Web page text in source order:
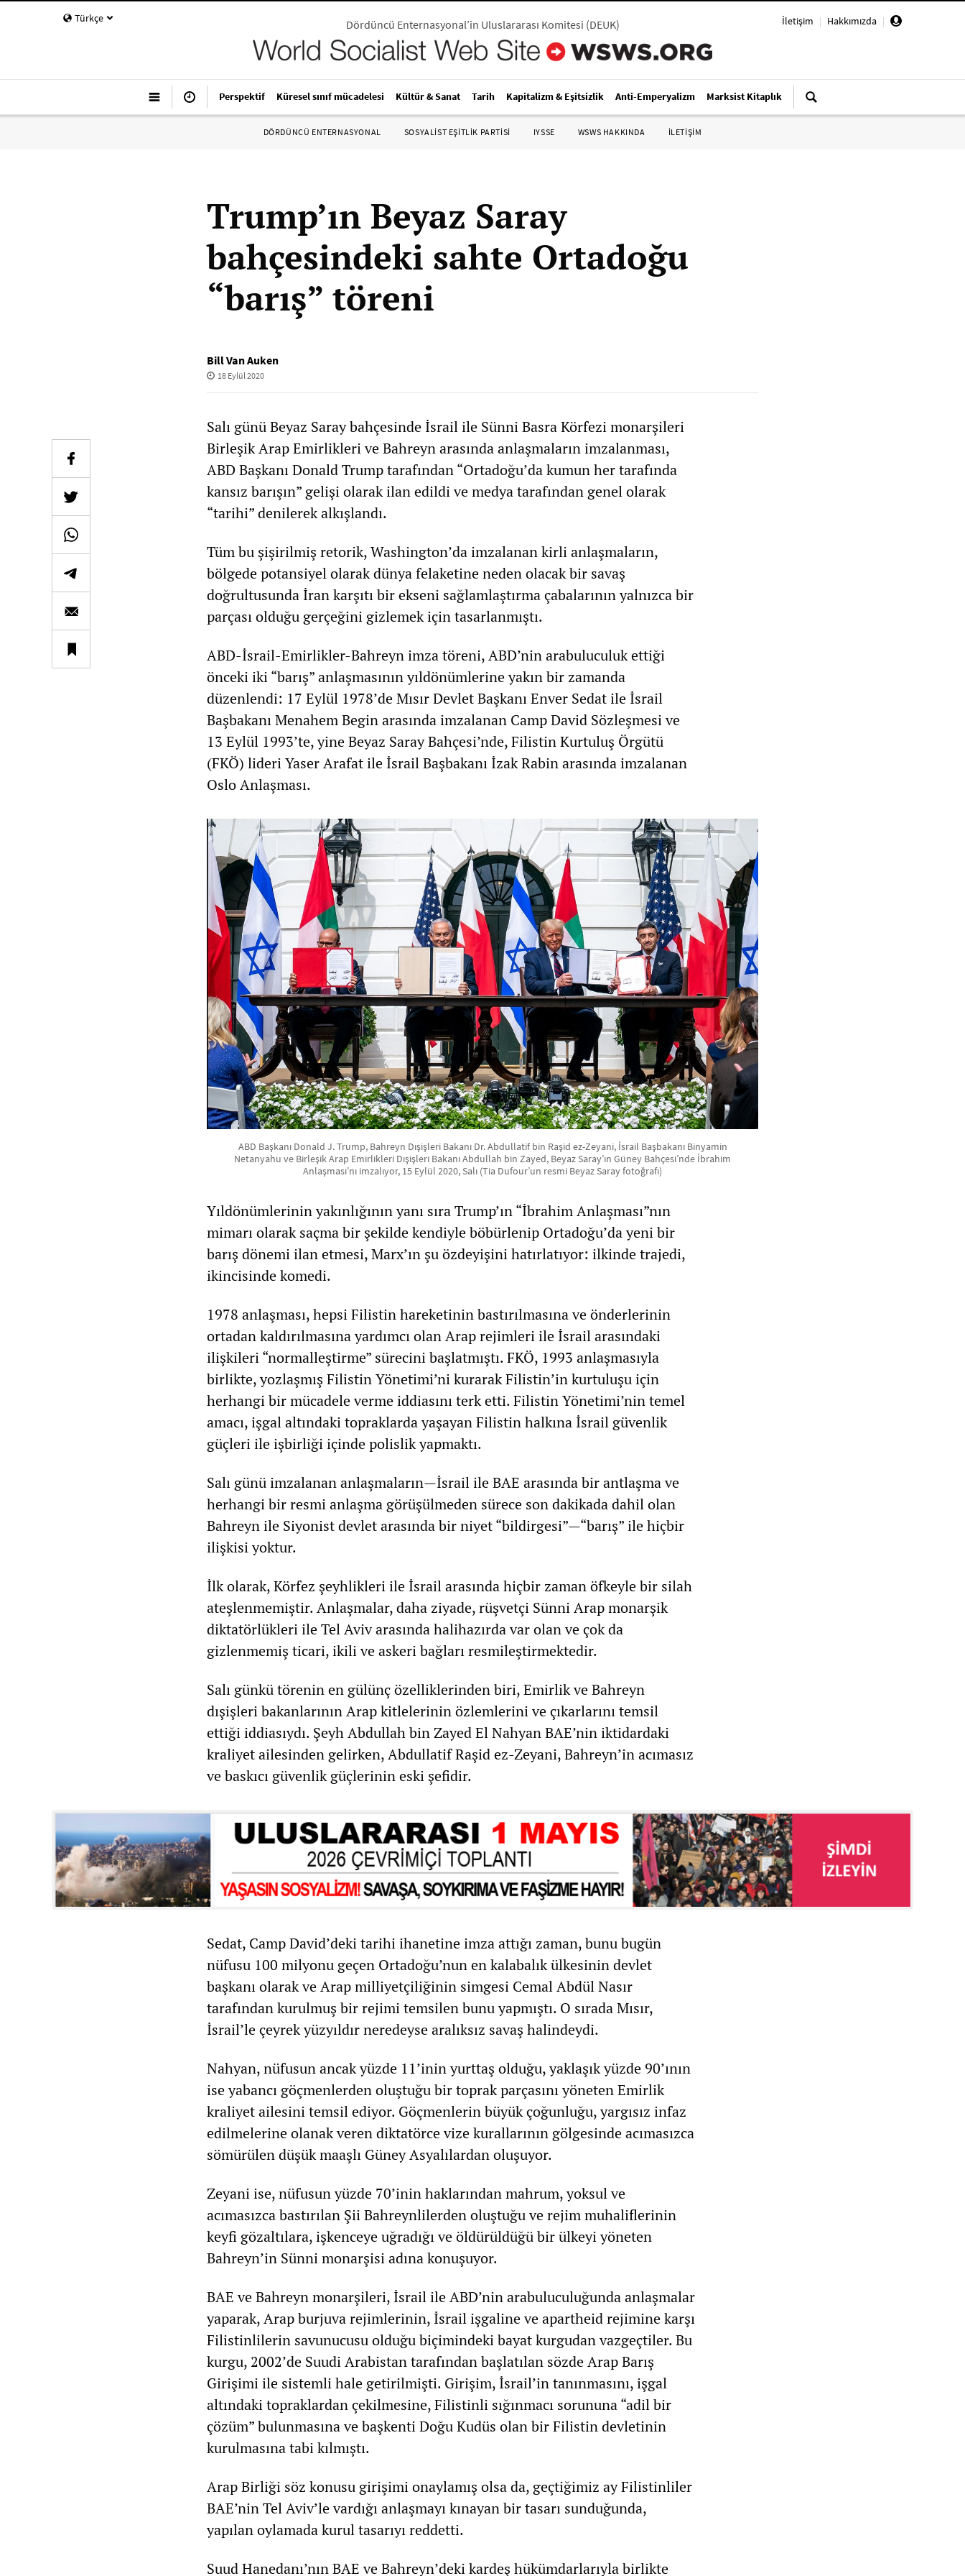
Türkçe İletişim | Hakkımızda |
Dördüncü Enternasyonal’in Uluslararası Komitesi (DEUK)
Perspektif Küresel sınıf mücadelesi Kültür & Sanat Tarih Kapitalizm & Eşitsizlik Anti-Emperyalizm Marksist Kitaplık
DÖRDÜNCÜ ENTERNASYONAL SOSYALIST EŞITLIK PARTISI IYSSE WSWS HAKKINDA İLETİŞİM
Trump’ın Beyaz Saray
bahçesindeki sahte Ortadoğu
“barış” töreni
Bill Van Auken
18 Eylül 2020
Salı günü Beyaz Saray bahçesinde İsrail ile Sünni Basra Körfezi monarşileri
Birleşik Arap Emirlikleri ve Bahreyn arasında anlaşmaların imzalanması,
ABD Başkanı Donald Trump tarafından “Ortadoğu’da kumun her tarafında
kansız barışın” gelişi olarak ilan edildi ve medya tarafından genel olarak
“tarihi” denilerek alkışlandı.
Tüm bu şişirilmiş retorik, Washington’da imzalanan kirli anlaşmaların,
bölgede potansiyel olarak dünya felaketine neden olacak bir savaş
doğrultusunda İran karşıtı bir ekseni sağlamlaştırma çabalarının yalnızca bir
parçası olduğu gerçeğini gizlemek için tasarlanmıştı.
ABD-İsrail-Emirlikler-Bahreyn imza töreni, ABD’nin arabuluculuk ettiği
önceki iki “barış” anlaşmasının yıldönümlerine yakın bir zamanda
düzenlendi: 17 Eylül 1978’de Mısır Devlet Başkanı Enver Sedat ile İsrail
Başbakanı Menahem Begin arasında imzalanan Camp David Sözleşmesi ve
13 Eylül 1993’te, yine Beyaz Saray Bahçesi’nde, Filistin Kurtuluş Örgütü
(FKÖ) lideri Yaser Arafat ile İsrail Başbakanı İzak Rabin arasında imzalanan
Oslo Anlaşması.
ABD Başkanı Donald J. Trump, Bahreyn Dışişleri Bakanı Dr. Abdullatif bin Raşid ez-Zeyani, İsrail Başbakanı Binyamin
Netanyahu ve Birleşik Arap Emirlikleri Dışişleri Bakanı Abdullah bin Zayed, Beyaz Saray’ın Güney Bahçesi’nde İbrahim
Anlaşması’nı imzalıyor, 15 Eylül 2020, Salı (Tia Dufour’un resmi Beyaz Saray fotoğrafı)
Yıldönümlerinin yakınlığının yanı sıra Trump’ın “İbrahim Anlaşması”nın
mimarı olarak saçma bir şekilde kendiyle böbürlenip Ortadoğu’da yeni bir
barış dönemi ilan etmesi, Marx’ın şu özdeyişini hatırlatıyor: ilkinde trajedi,
ikincisinde komedi.
1978 anlaşması, hepsi Filistin hareketinin bastırılmasına ve önderlerinin
ortadan kaldırılmasına yardımcı olan Arap rejimleri ile İsrail arasındaki
ilişkileri “normalleştirme” sürecini başlatmıştı. FKÖ, 1993 anlaşmasıyla
birlikte, yozlaşmış Filistin Yönetimi’ni kurarak Filistin’in kurtuluşu için
herhangi bir mücadele verme iddiasını terk etti. Filistin Yönetimi’nin temel
amacı, işgal altındaki topraklarda yaşayan Filistin halkına İsrail güvenlik
güçleri ile işbirliği içinde polislik yapmaktı.
Salı günü imzalanan anlaşmaların—İsrail ile BAE arasında bir antlaşma ve
herhangi bir resmi anlaşma görüşülmeden sürece son dakikada dahil olan
Bahreyn ile Siyonist devlet arasında bir niyet “bildirgesi”—“barış” ile hiçbir
ilişkisi yoktur.
İlk olarak, Körfez şeyhlikleri ile İsrail arasında hiçbir zaman öfkeyle bir silah
ateşlenmemiştir. Anlaşmalar, daha ziyade, rüşvetçi Sünni Arap monarşik
diktatörlükleri ile Tel Aviv arasında halihazırda var olan ve çok da
gizlenmemiş ticari, ikili ve askeri bağları resmileştirmektedir.
Salı günkü törenin en gülünç özelliklerinden biri, Emirlik ve Bahreyn
dışişleri bakanlarının Arap kitlelerinin özlemlerini ve çıkarlarını temsil
ettiği iddiasıydı. Şeyh Abdullah bin Zayed El Nahyan BAE’nin iktidardaki
kraliyet ailesinden gelirken, Abdullatif Raşid ez-Zeyani, Bahreyn’in acımasız
ve baskıcı güvenlik güçlerinin eski şefidir.
Sedat, Camp David’deki tarihi ihanetine imza attığı zaman, bunu bugün
nüfusu 100 milyonu geçen Ortadoğu’nun en kalabalık ülkesinin devlet
başkanı olarak ve Arap milliyetçiliğinin simgesi Cemal Abdül Nasır
tarafından kurulmuş bir rejimi temsilen bunu yapmıştı. O sırada Mısır,
İsrail’le çeyrek yüzyıldır neredeyse aralıksız savaş halindeydi.
Nahyan, nüfusun ancak yüzde 11’inin yurttaş olduğu, yaklaşık yüzde 90’ının
ise yabancı göçmenlerden oluştuğu bir toprak parçasını yöneten Emirlik
kraliyet ailesini temsil ediyor. Göçmenlerin büyük çoğunluğu, yargısız infaz
edilmelerine olanak veren diktatörce vize kurallarının gölgesinde acımasızca
sömürülen düşük maaşlı Güney Asyalılardan oluşuyor.
Zeyani ise, nüfusun yüzde 70’inin haklarından mahrum, yoksul ve
acımasızca bastırılan Şii Bahreynlilerden oluştuğu ve rejim muhaliflerinin
keyfi gözaltılara, işkenceye uğradığı ve öldürüldüğü bir ülkeyi yöneten
Bahreyn’in Sünni monarşisi adına konuşuyor.
BAE ve Bahreyn monarşileri, İsrail ile ABD’nin arabuluculuğunda anlaşmalar
yaparak, Arap burjuva rejimlerinin, İsrail işgaline ve apartheid rejimine karşı
Filistinlilerin savunucusu olduğu biçimindeki bayat kurgudan vazgeçtiler. Bu
kurgu, 2002’de Suudi Arabistan tarafından başlatılan sözde Arap Barış
Girişimi ile sistemli hale getirilmişti. Girişim, İsrail’in tanınmasını, işgal
altındaki topraklardan çekilmesine, Filistinli sığınmacı sorununa “adil bir
çözüm” bulunmasına ve başkenti Doğu Kudüs olan bir Filistin devletinin
kurulmasına tabi kılmıştı.
Arap Birliği söz konusu girişimi onaylamış olsa da, geçtiğimiz ay Filistinliler
BAE’nin Tel Aviv’le vardığı anlaşmayı kınayan bir tasarı sunduğunda,
yapılan oylamada kurul tasarıyı reddetti.
Suud Hanedanı’nın BAE ve Bahreyn’deki kardeş hükümdarlarıyla birlikte